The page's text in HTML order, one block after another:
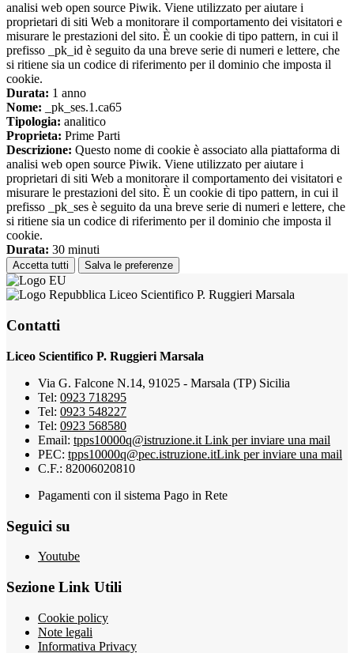
analisi web open source Piwik. Viene utilizzato per aiutare i
proprietari di siti Web a monitorare il comportamento dei visitatori e
misurare le prestazioni del sito. È un cookie di tipo pattern, in cui il
prefisso _pk_id è seguito da una breve serie di numeri e lettere, che
si ritiene sia un codice di riferimento per il dominio che imposta il
cookie.
Durata: 1 anno
Nome: _pk_ses.1.ca65
Tipologia: analitico
Proprieta: Prime Parti
Descrizione: Questo nome di cookie è associato alla piattaforma di
analisi web open source Piwik. Viene utilizzato per aiutare i
proprietari di siti Web a monitorare il comportamento dei visitatori e
misurare le prestazioni del sito. È un cookie di tipo pattern, in cui il
prefisso _pk_ses è seguito da una breve serie di numeri e lettere, che
si ritiene sia un codice di riferimento per il dominio che imposta il
cookie.
Durata: 30 minuti
Accetta tutti Salva le preferenze
Liceo Scientifico P. Ruggieri Marsala
Contatti
Liceo Scientifico P. Ruggieri Marsala
Via G. Falcone N.14, 91025 - Marsala (TP) Sicilia
Tel: 0923 718295
Tel: 0923 548227
Tel: 0923 568580
Email: tpps10000q@istruzione.it Link per inviare una mail
PEC: tpps10000q@pec.istruzione.itLink per inviare una mail
C.F.: 82006020810
Pagamenti con il sistema Pago in Rete
Seguici su
Youtube
Sezione Link Utili
Cookie policy
Note legali
Informativa Privacy